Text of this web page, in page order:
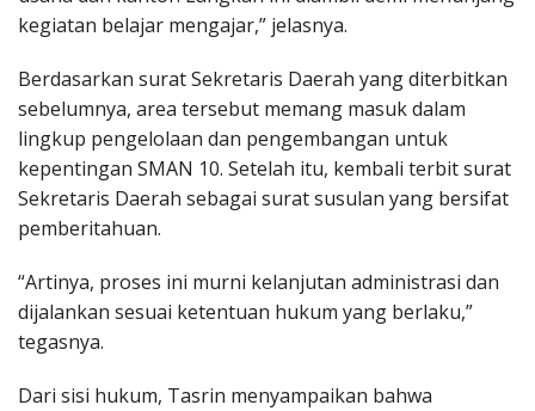
kegiatan belajar mengajar,” jelasnya.
Berdasarkan surat Sekretaris Daerah yang diterbitkan
sebelumnya, area tersebut memang masuk dalam
lingkup pengelolaan dan pengembangan untuk
kepentingan SMAN 10. Setelah itu, kembali terbit surat
Sekretaris Daerah sebagai surat susulan yang bersifat
pemberitahuan.
“Artinya, proses ini murni kelanjutan administrasi dan
dijalankan sesuai ketentuan hukum yang berlaku,”
tegasnya.
Dari sisi hukum, Tasrin menyampaikan bahwa